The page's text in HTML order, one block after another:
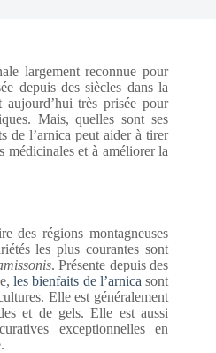
largement reconnue pour
depuis des siècles dans la
très prisée pour
Mais, quelles sont ses
de l’arnica peut aider à tirer
médicinales et à améliorer la
des régions montagneuses
les plus courantes sont
. Présente depuis des
les bienfaits de l’arnica sont
Elle est généralement
et de gels. Elle est aussi
exceptionnelles en